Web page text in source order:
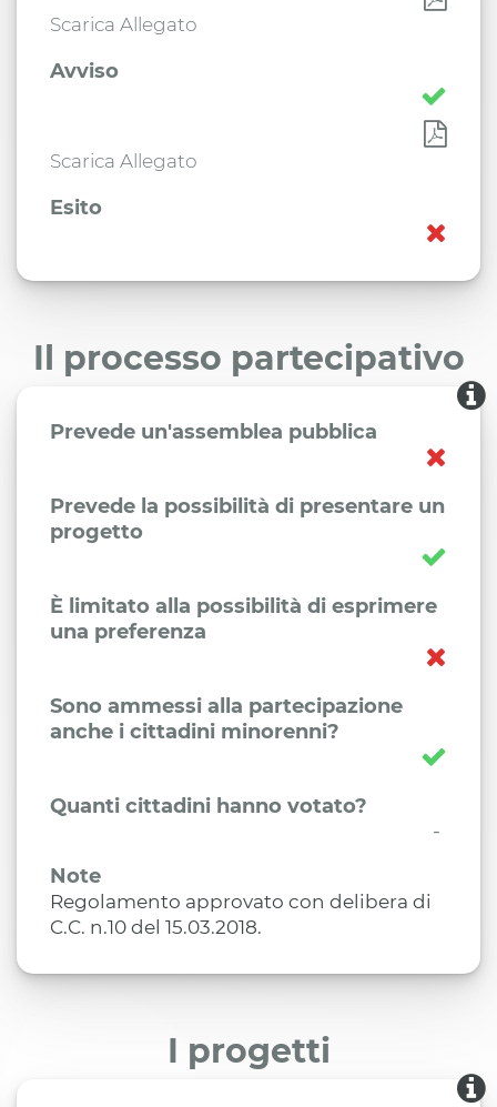
Scarica Allegato
Avviso
Scarica Allegato
Esito
Il processo partecipativo
Prevede un'assemblea pubblica
Prevede la possibilità di presentare un
progetto
È limitato alla possibilità di esprimere
una preferenza
Sono ammessi alla partecipazione
anche i cittadini minorenni?
Quanti cittadini hanno votato?
-
Note
Regolamento approvato con delibera di
C.C. n.10 del 15.03.2018.
I progetti